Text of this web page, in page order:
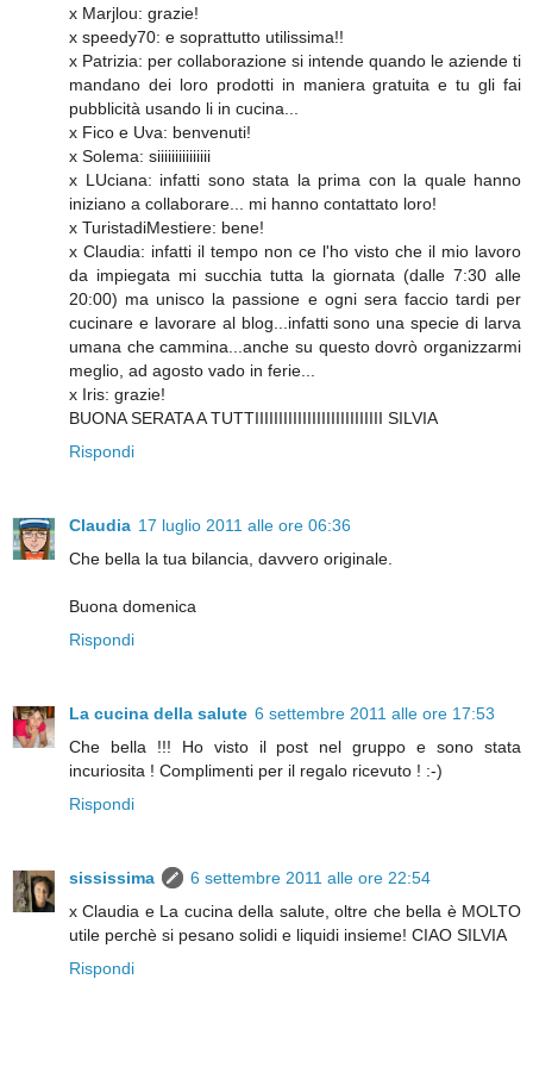
x Marjlou: grazie!
x speedy70: e soprattutto utilissima!!
x Patrizia: per collaborazione si intende quando le aziende ti
mandano dei loro prodotti in maniera gratuita e tu gli fai
pubblicità usando li in cucina...
x Fico e Uva: benvenuti!
x Solema: siiiiiiiiiiiiiii
x LUciana: infatti sono stata la prima con la quale hanno
iniziano a collaborare... mi hanno contattato loro!
x TuristadiMestiere: bene!
x Claudia: infatti il tempo non ce l'ho visto che il mio lavoro
da impiegata mi succhia tutta la giornata (dalle 7:30 alle
20:00) ma unisco la passione e ogni sera faccio tardi per
cucinare e lavorare al blog...infatti sono una specie di larva
umana che cammina...anche su questo dovrò organizzarmi
meglio, ad agosto vado in ferie...
x Iris: grazie!
BUONA SERATA A TUTTIIIIIIIIIIIIIIIIIIIIIIIIIII SILVIA
Rispondi
Claudia 17 luglio 2011 alle ore 06:36
Che bella la tua bilancia, davvero originale.
Buona domenica
Rispondi
La cucina della salute 6 settembre 2011 alle ore 17:53
Che bella !!! Ho visto il post nel gruppo e sono stata
incuriosita ! Complimenti per il regalo ricevuto ! :-)
Rispondi
sississima
6 settembre 2011 alle ore 22:54
x Claudia e La cucina della salute, oltre che bella è MOLTO
utile perchè si pesano solidi e liquidi insieme! CIAO SILVIA
Rispondi